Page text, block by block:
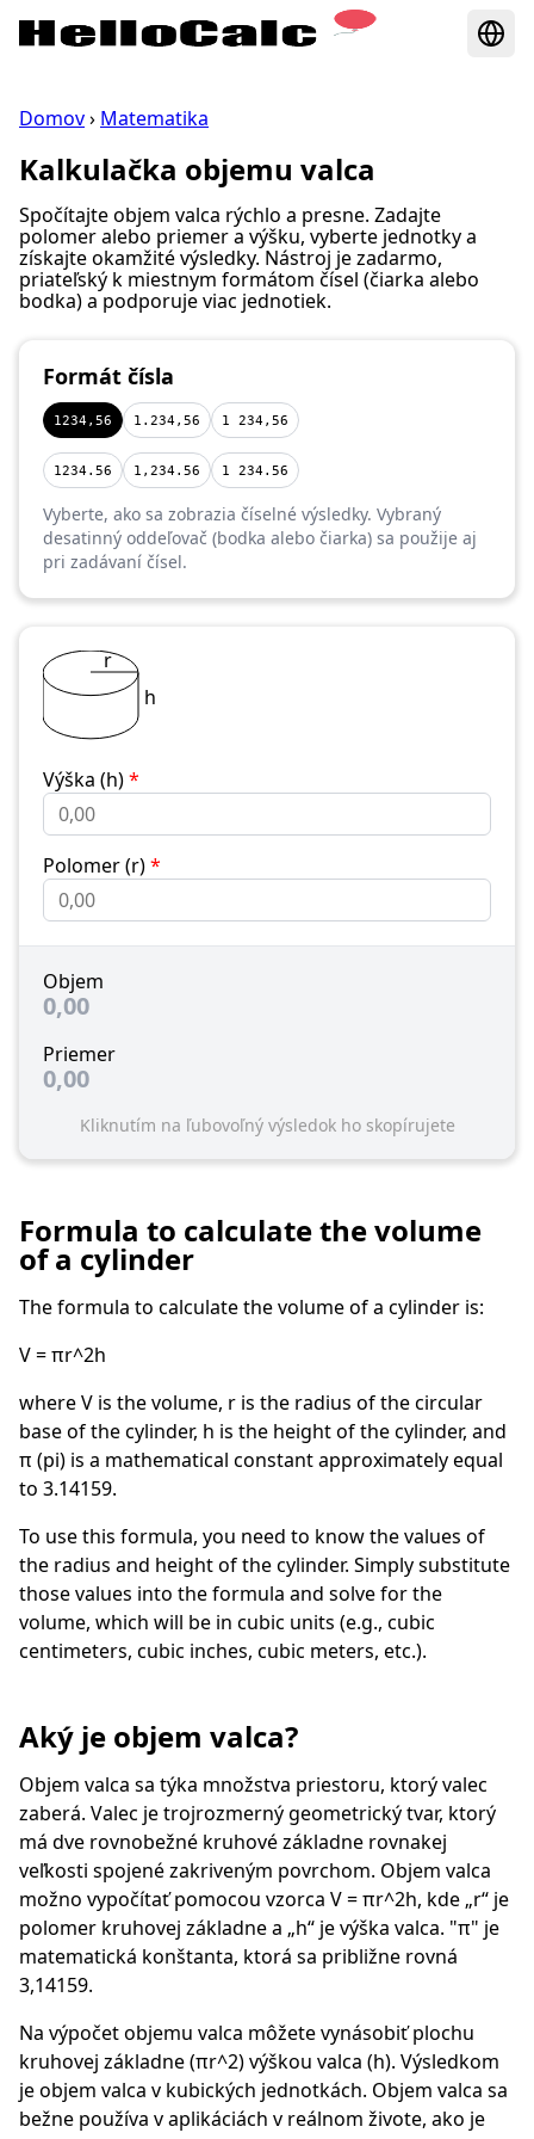
Domov› Matematika
Kalkulačka objemu valca
Spočítajte objem valca rýchlo a presne. Zadajte
polomer alebo priemer a výšku, vyberte jednotky a
získajte okamžité výsledky. Nástroj je zadarmo,
priateľský k miestnym formátom čísel (čiarka alebo
bodka) a podporuje viac jednotiek.
Formát čísla
1234,56 1.234,56 1 234,56
1234.56 1,234.56 1 234.56
Vyberte, ako sa zobrazia číselné výsledky. Vybraný
desatinný oddeľovač (bodka alebo čiarka) sa použije aj
pri zadávaní čísel.
r
h
Výška (h)*
Polomer (r)*
Objem
0,00
Priemer
0,00
Kliknutím na ľubovoľný výsledok ho skopírujete
Formula to calculate the volume
of a cylinder
The formula to calculate the volume of a cylinder is:
V = πr^2h
where V is the volume, r is the radius of the circular
base of the cylinder, h is the height of the cylinder, and
π (pi) is a mathematical constant approximately equal
to 3.14159.
To use this formula, you need to know the values of
the radius and height of the cylinder. Simply substitute
those values into the formula and solve for the
volume, which will be in cubic units (e.g., cubic
centimeters, cubic inches, cubic meters, etc.).
Aký je objem valca?
Objem valca sa týka množstva priestoru, ktorý valec
zaberá. Valec je trojrozmerný geometrický tvar, ktorý
má dve rovnobežné kruhové základne rovnakej
veľkosti spojené zakriveným povrchom. Objem valca
možno vypočítať pomocou vzorca V = πr^2h, kde „r“ je
polomer kruhovej základne a „h“ je výška valca. "π" je
matematická konštanta, ktorá sa približne rovná
3,14159.
Na výpočet objemu valca môžete vynásobiť plochu
kruhovej základne (πr^2) výškou valca (h). Výsledkom
je objem valca v kubických jednotkách. Objem valca sa
bežne používa v aplikáciách v reálnom živote, ako je